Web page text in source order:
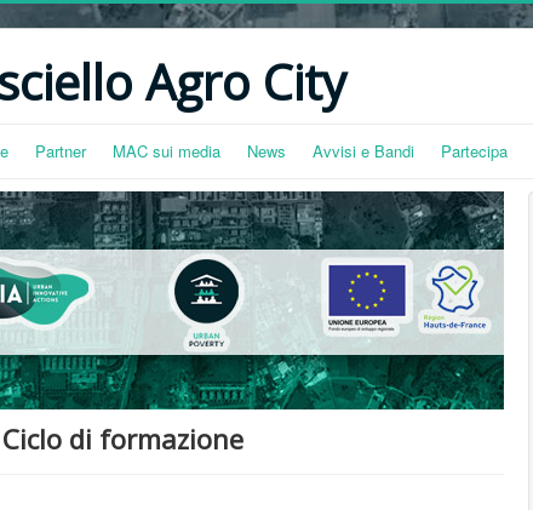
Agro City
Partner MAC sui media News Avvisi e Bandi Partecipa
di formazione